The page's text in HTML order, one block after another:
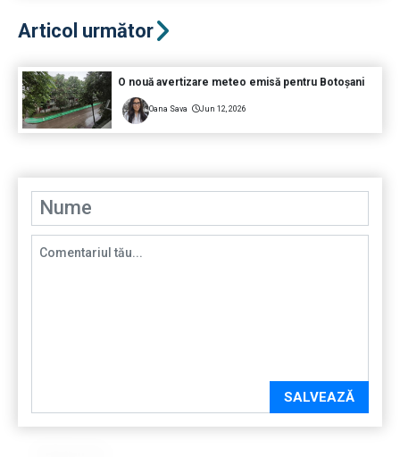
Articol următor
O nouă avertizare meteo emisă pentru Botoșani
Oana Sava Jun 12, 2026
SALVEAZĂ